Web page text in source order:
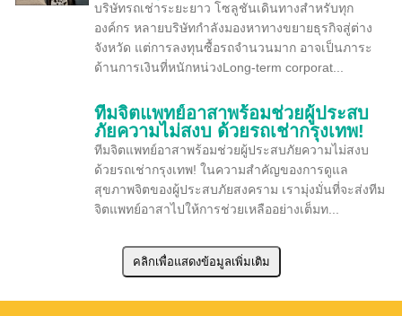
บริษัทรถเช่าระยะยาว โซลูชันเดินทางสำหรับทุก
องค์กร หลายบริษัทกำลังมองหาทางขยายธุรกิจสู่ต่าง
จังหวัด แต่การลงทุนซื้อรถจำนวนมาก อาจเป็นภาระ
ด้านการเงินที่หนักหน่วงLong-term corporat...
ทีมจิตแพทย์อาสาพร้อมช่วยผู้ประสบ
ภัยความไม่สงบ ด้วยรถเช่ากรุงเทพ!
ทีมจิตแพทย์อาสาพร้อมช่วยผู้ประสบภัยความไม่สงบ
ด้วยรถเช่ากรุงเทพ! ในความสำคัญของการดูแล
สุขภาพจิตของผู้ประสบภัยสงคราม เรามุ่งมั่นที่จะส่งทีม
จิตแพทย์อาสาไปให้การช่วยเหลืออย่างเต็มท...